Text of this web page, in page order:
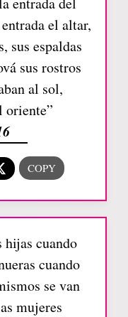
el altar,
sus espaldas
sus rostros
al sol,
oriente”
hijas cuando
cuando
se van
mujeres